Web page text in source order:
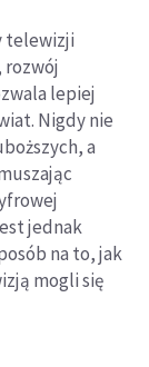
telewizji
rozwój
lepiej
Nigdy nie
a
jednak
na to, jak
mogli się